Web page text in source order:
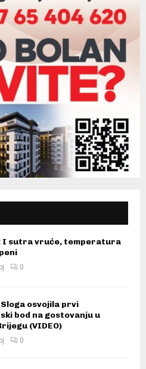
I sutra vruće, temperatura
0
osvojila prvi
bod na gostovanju u
(VIDEO)
0